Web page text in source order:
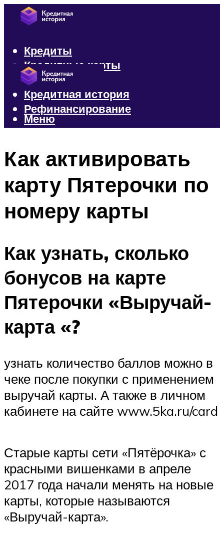
Кредиты
Кредитные карты
Микрозаймы
Кредитная история
Рефинансирование
Меню
Как активировать
карту Пятерочки по
номеру карты
Как узнать, сколько
бонусов на карте
Пятерочки «Выручай-
карта­ «?
узнать количество баллов можно в
чеке после покупки с применением
выручай карты. А также в личном
кабинете на сайте www.5ka.ru/card
Старые карты сети «Пятёрочка» с
красными вишенками в апреле
2017 года начали менять на новые
карты, которые называются
«Выручай-карта».